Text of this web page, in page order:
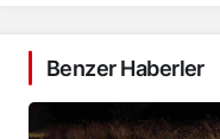
Benzer Haberler